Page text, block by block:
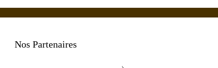
Nos Partenaires